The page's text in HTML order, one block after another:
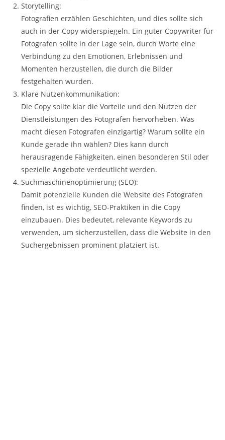
Storytelling:
Fotografien erzählen Geschichten, und dies sollte sich
auch in der Copy widerspiegeln. Ein guter Copywriter für
Fotografen sollte in der Lage sein, durch Worte eine
Verbindung zu den Emotionen, Erlebnissen und
Momenten herzustellen, die durch die Bilder
festgehalten wurden.
Klare Nutzenkommunikation:
Die Copy sollte klar die Vorteile und den Nutzen der
Dienstleistungen des Fotografen hervorheben. Was
macht diesen Fotografen einzigartig? Warum sollte ein
Kunde gerade ihn wählen? Dies kann durch
herausragende Fähigkeiten, einen besonderen Stil oder
spezielle Angebote verdeutlicht werden.
Suchmaschinenoptimierung (SEO):
Damit potenzielle Kunden die Website des Fotografen
finden, ist es wichtig, SEO-Praktiken in die Copy
einzubauen. Dies bedeutet, relevante Keywords zu
verwenden, um sicherzustellen, dass die Website in den
Suchergebnissen prominent platziert ist.